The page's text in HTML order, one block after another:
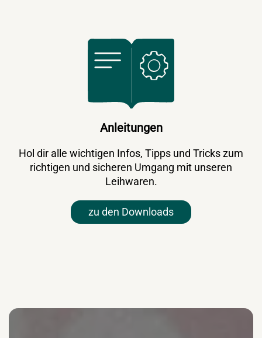
Anleitungen
Hol dir alle wichtigen Infos, Tipps und Tricks zum
richtigen und sicheren Umgang mit unseren
Leihwaren.
zu den Downloads